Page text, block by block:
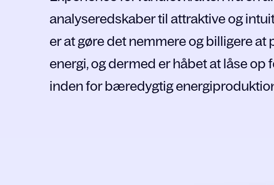
analyseredskaber til attraktive og
er at gøre det nemmere og billigere
energi, og dermed er håbet at låse
inden for bæredygtig